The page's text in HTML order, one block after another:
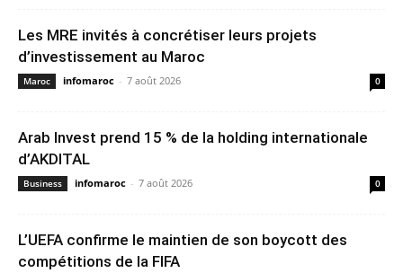
Les MRE invités à concrétiser leurs projets
d’investissement au Maroc
Maroc infomaroc - 7 août 2026 0
Arab Invest prend 15 % de la holding internationale
d’AKDITAL
Business infomaroc - 7 août 2026 0
L’UEFA confirme le maintien de son boycott des
compétitions de la FIFA